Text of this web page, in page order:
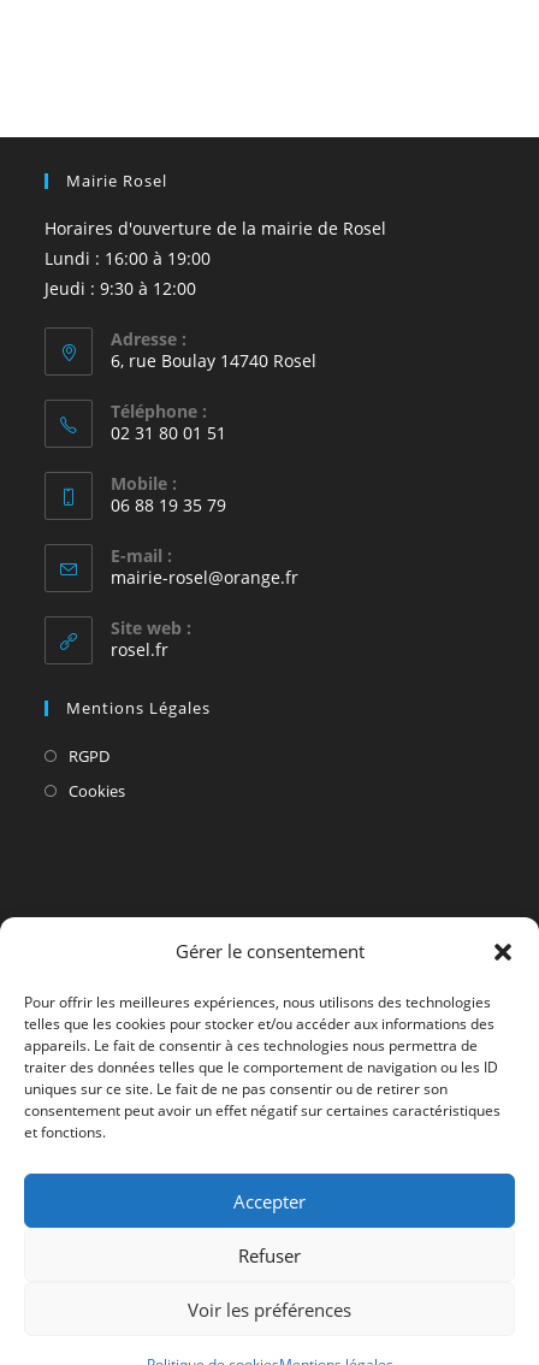
Gérer le consentement
Pour offrir les meilleures expériences, nous utilisons des technologies
telles que les cookies pour stocker et/ou accéder aux informations des
appareils. Le fait de consentir à ces technologies nous permettra de
traiter des données telles que le comportement de navigation ou les ID
uniques sur ce site. Le fait de ne pas consentir ou de retirer son
consentement peut avoir un effet négatif sur certaines caractéristiques
et fonctions.
Accepter
Refuser
Voir les préférences
Mairie Rosel
Horaires d'ouverture de la mairie de Rosel
Lundi : 16:00 à 19:00
Jeudi : 9:30 à 12:00
Adresse :
6, rue Boulay 14740 Rosel
Téléphone :
02 31 80 01 51
Mobile :
06 88 19 35 79
E-mail :
mairie-rosel@orange.frS’ouvre
Site web :
rosel.fr
Mentions Légales
RGPDS’ouvre
dans
CookiesS’ouvre